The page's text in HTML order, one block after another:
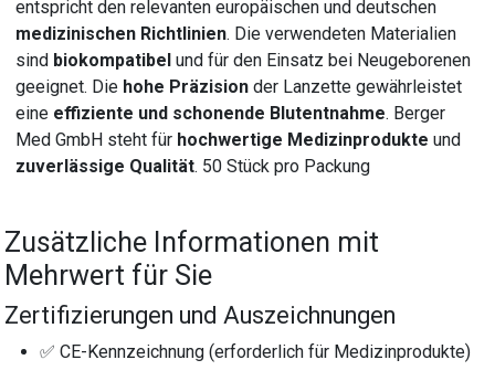
entspricht den relevanten europäischen und deutschen
medizinischen Richtlinien. Die verwendeten Materialien
sind biokompatibel und für den Einsatz bei Neugeborenen
geeignet. Die hohe Präzision der Lanzette gewährleistet
eine effiziente und schonende Blutentnahme. Berger
Med GmbH steht für hochwertige Medizinprodukte und
zuverlässige Qualität. 50 Stück pro Packung
Zusätzliche Informationen mit
Mehrwert für Sie
Zertifizierungen und Auszeichnungen
✅ CE-Kennzeichnung (erforderlich für Medizinprodukte)